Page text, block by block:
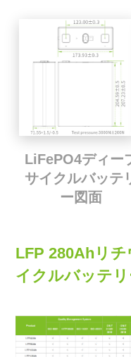
LiFePO4ディー
サイクルバッテ
ー図面
LFP 280Ahリ
イクルバッテ